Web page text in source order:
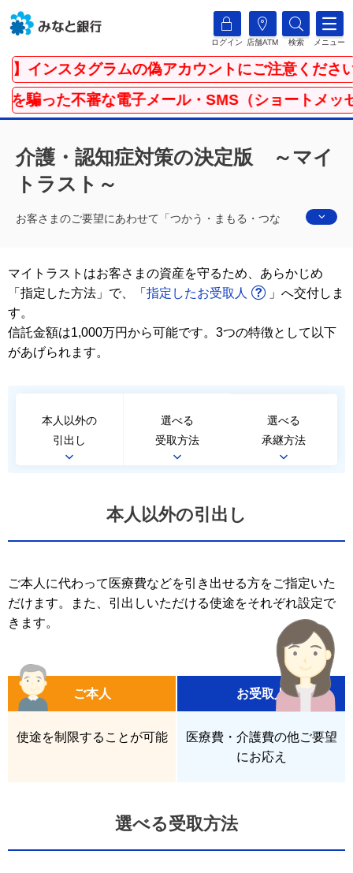
ログイン 店舗ATM 検索 メニュー
ンスタグラムの偽アカウントにご注意ください
た不審な電子メール・SMS（ショートメッセー
介護・認知症対策の決定版 ～マイ
トラスト～
お客さまのご要望にあわせて「つかう・まもる・つな
マイトラストはお客さまの資産を守るため、あらかじめ
「指定した方法」で、「 指定したお受取人
」へ交付しま
す。
信託金額は1,000万円から可能です。3つの特徴として以下
があげられます。
本人以外の
引出し
選べる
受取方法
選べる
承継方法
本人以外の引出し
ご本人に代わって医療費などを引き出せる方をご指定いた
だけます。また、引出しいただける使途をそれぞれ設定で
きます。
ご本人 お受取人
使途を制限することが可能
医療費・介護費の他ご要望
にお応え
選べる受取方法